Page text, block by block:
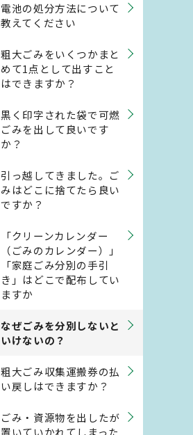
電池の処分方法について
教えてください
粗大ごみをいくつかまと
めて1点として出すこと
はできますか？
黒く印字された袋で可燃
ごみを出して良いです
か？
引っ越してきました。ご
みはどこに捨てたら良い
ですか？
「クリーンカレンダー
（ごみのカレンダー）」
「家庭ごみ分別の手引
き」はどこで配布してい
ますか
なぜごみを分別しないと
いけないの？
粗大ごみ収集運搬券の払
い戻しはできますか？
ごみ・資源物を出したが
置いていかれてしまった